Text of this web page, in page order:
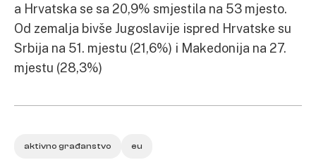
a Hrvatska se sa 20,9% smjestila na 53 mjesto.
Od zemalja bivše Jugoslavije ispred Hrvatske su
Srbija na 51. mjestu (21,6%) i Makedonija na 27.
mjestu (28,3%)
aktivno građanstvo eu